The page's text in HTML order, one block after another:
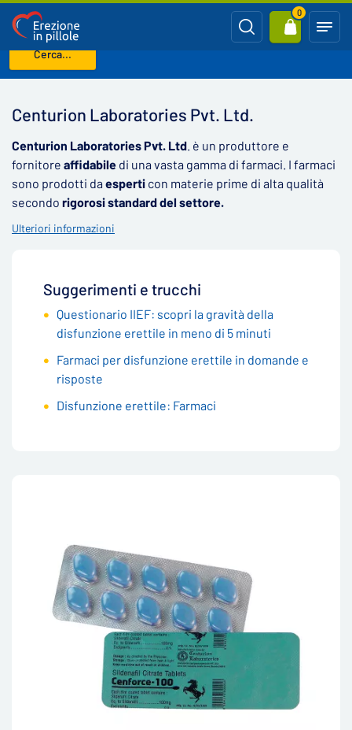
Cerca...
0
Benvenuto Centurion Laboratories Pvt. Ltd.
Centurion Laboratories Pvt. Ltd.
Centurion Laboratories Pvt. Ltd. è un produttore e
fornitore affidabile di una vasta gamma di farmaci. I farmaci
sono prodotti da esperti con materie prime di alta qualità
secondo rigorosi standard del settore.
Ulteriori informazioni
Suggerimenti e trucchi
Questionario IIEF: scopri la gravità della
disfunzione erettile in meno di 5 minuti
Farmaci per disfunzione erettile in domande e
risposte
Disfunzione erettile: Farmaci